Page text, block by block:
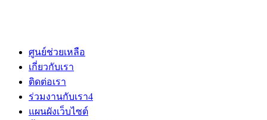
ศูนย์ช่วยเหลือ
เกี่ยวกับเรา
ติดต่อเรา
ร่วมงานกับเรา4
แผนผังเว็บไซต์